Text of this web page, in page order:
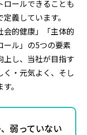
ロールできることも
義しています。
会的健康」「主体的
ール」の5つの要素
上し、当社が目指す
・元気よく、そし
。
弱っていない